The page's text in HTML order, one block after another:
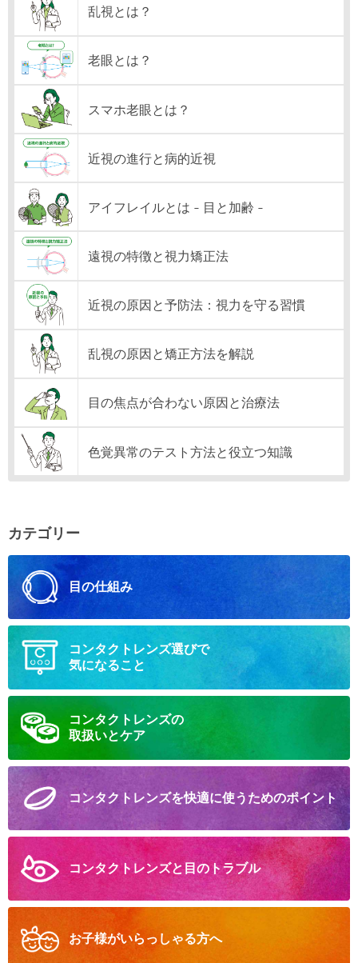
乱視とは？
老眼とは？
スマホ老眼とは？
近視の進行と病的近視
アイフレイルとは - 目と加齢 -
遠視の特徴と視力矯正法
近視の原因と予防法：視力を守る習慣
乱視の原因と矯正方法を解説
目の焦点が合わない原因と治療法
色覚異常のテスト方法と役立つ知識
カテゴリー
目の仕組み
コンタクトレンズ選びで
気になること
コンタクトレンズの
取扱いとケア
コンタクトレンズを快適に使うためのポイント
コンタクトレンズと目のトラブル
お子様がいらっしゃる方へ